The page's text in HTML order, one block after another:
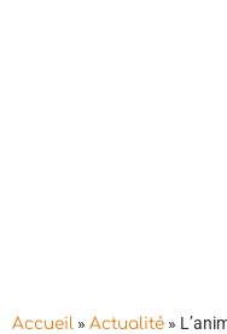
Accueil » Actualité »